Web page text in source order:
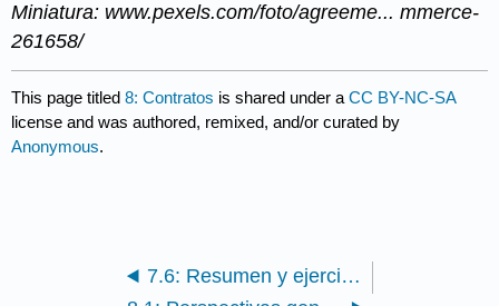
Miniatura: www.pexels.com/foto/agreeme... mmerce-
261658/
This page titled8: Contratos is shared under aCC BY-NC-SA
license and was authored, remixed, and/or curated by
Anonymous.
7.6: Resumen y ejercicios